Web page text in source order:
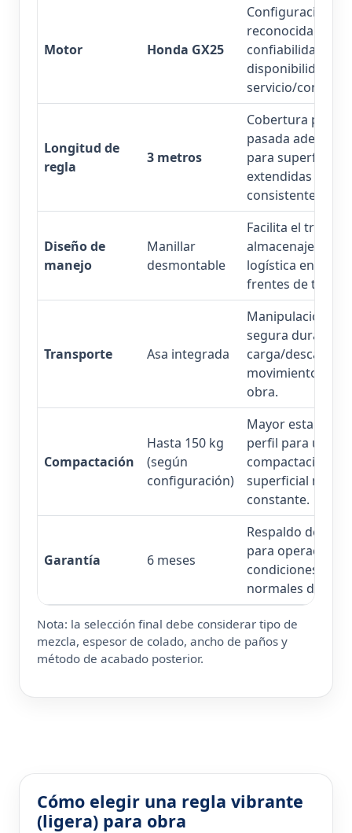
Motor Honda GX25
Configuración
reconocida por
confiabilidad y
disponibilidad de
servicio/
Longitud de
regla
3 metros
Cobertura por
pasada adecuada
para superficies
extendidas y
consistentes.
Diseño de
manejo
Manillar
desmontable
Facilita el
almacenaje y
logística entre
frentes de
Transporte Asa integrada
Manipulación
segura durante
carga/descarga y
movimientos en
obra.
Compactación
Hasta 150 kg
(según
configuración)
Mayor
perfil para una
compactación
superficial más
constante.
Garantía 6 meses
Respaldo de
para operación
condiciones
normales de uso.
Nota: la selección final debe considerar tipo de
mezcla, espesor de colado, ancho de paños y
método de acabado posterior.
Cómo elegir una regla vibrante
(ligera) para obra